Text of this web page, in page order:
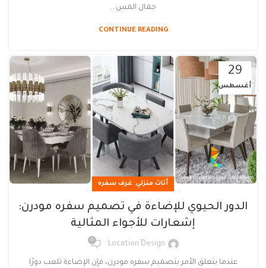
جمال المس...
CONTINUE READING
29
أغسطس
أثاث منزلي, غرف سفره
الدور الحيوي للإضاءة في تصميم سفره مودرن:
إشعارات للأجواء المثالية
Location Design
0
عندما يتعلق الأمر بتصميم سفره مودرن، فإن الإضاءة تلعب دورًا